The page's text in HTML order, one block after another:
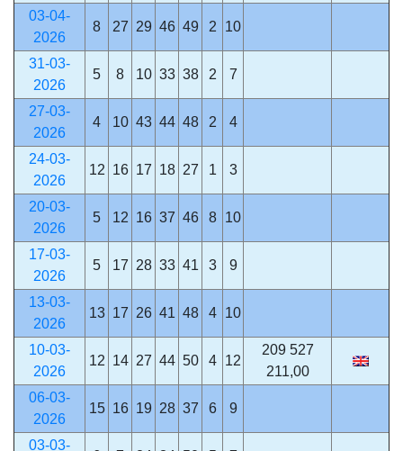
03-04-
2026
8 27 29 46 49 2 10
31-03-
2026
5 8 10 33 38 2 7
27-03-
2026
4 10 43 44 48 2 4
24-03-
2026
12 16 17 18 27 1 3
20-03-
2026
5 12 16 37 46 8 10
17-03-
2026
5 17 28 33 41 3 9
13-03-
2026
13 17 26 41 48 4 10
10-03-
2026
12 14 27 44 50 4 12
209 527
211,00
06-03-
2026
15 16 19 28 37 6 9
03-03-